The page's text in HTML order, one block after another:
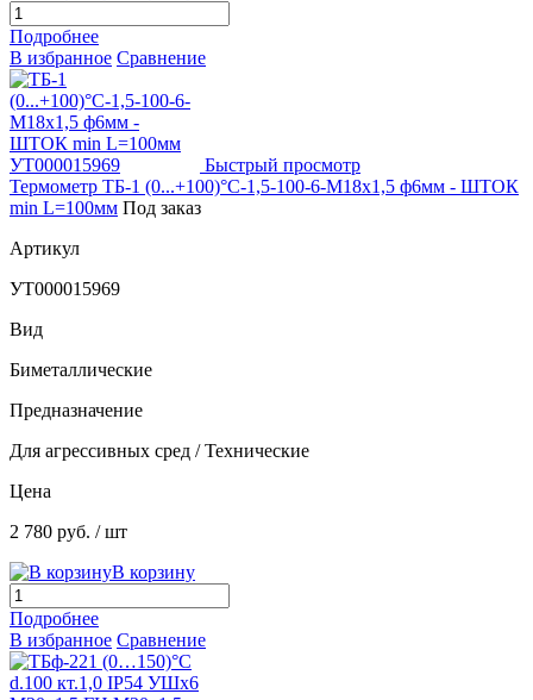
Подробнее
В избранное Сравнение
Быстрый просмотр
Термометр ТБ-1 (0...+100)°С-1,5-100-6-М18х1,5 ф6мм - ШТОК
min L=100мм Под заказ
Артикул
УТ000015969
Вид
Биметаллические
Предназначение
Для агрессивных сред / Технические
Цена
2 780 руб. / шт
В корзину
Подробнее
В избранное Сравнение